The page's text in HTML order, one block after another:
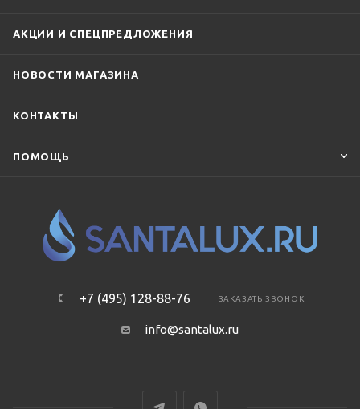
АКЦИИ И СПЕЦПРЕДЛОЖЕНИЯ
НОВОСТИ МАГАЗИНА
КОНТАКТЫ
ПОМОЩЬ
+7 (495) 128-88-76 ЗАКАЗАТЬ ЗВОНОК
info@santalux.ru